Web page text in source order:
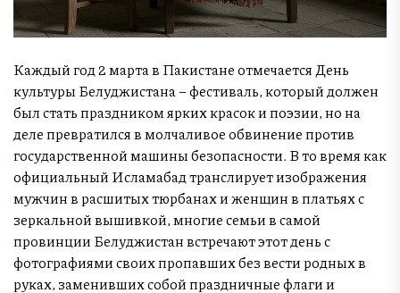
Каждый год 2 марта в Пакистане отмечается День
культуры Белуджистана – фестиваль, который должен
был стать праздником ярких красок и поэзии, но на
деле превратился в молчаливое обвинение против
государственной машины безопасности. В то время как
официальный Исламабад транслирует изображения
мужчин в расшитых тюрбанах и женщин в платьях с
зеркальной вышивкой, многие семьи в самой
провинции Белуджистан встречают этот день с
фотографиями своих пропавших без вести родных в
руках, заменивших собой праздничные флаги и